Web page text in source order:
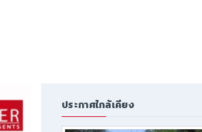
ประกาศใกล้เคียง